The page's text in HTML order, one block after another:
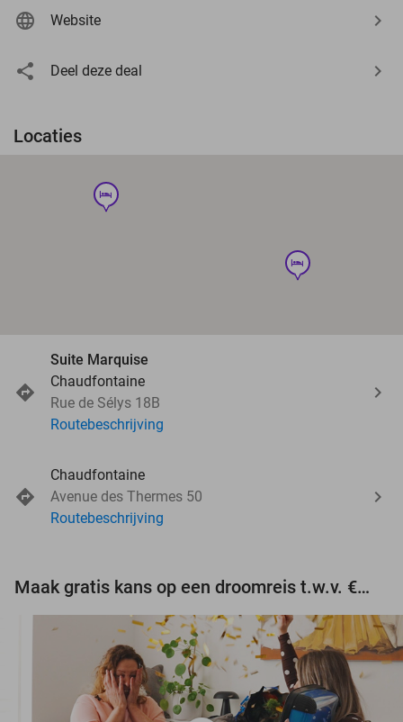
Website
Deel deze deal
Locaties
hotel
hotel
Suite Marquise
Chaudfontaine
Rue de Sélys 18B
Routebeschrijving
Chaudfontaine
Avenue des Thermes 50
Routebeschrijving
Maak gratis kans op een droomreis t.w.v. €3.000!